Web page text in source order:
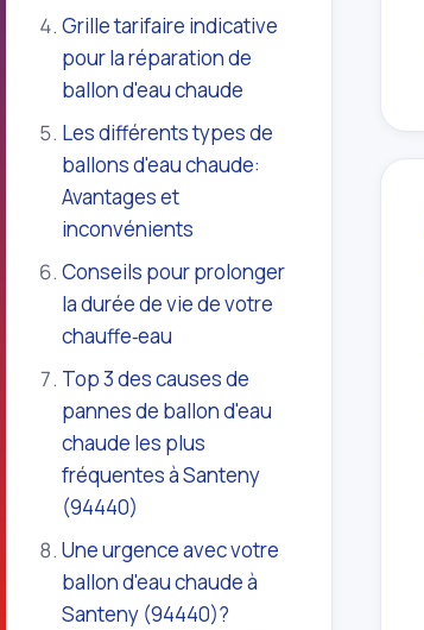
Grille tarifaire indicative
pour la réparation de
ballon d'eau chaude
Les différents types de
ballons d'eau chaude:
Avantages et
inconvénients
Conseils pour prolonger
la durée de vie de votre
chauffe‑eau
Top 3 des causes de
pannes de ballon d'eau
chaude les plus
fréquentes à Santeny
(94440)
Une urgence avec votre
ballon d'eau chaude à
Santeny (94440)?